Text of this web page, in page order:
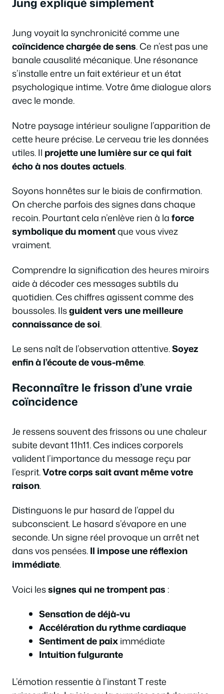
Jung voyait la synchronicité comme une
coïncidence chargée de sens. Ce n’est pas une
banale causalité mécanique. Une résonance
s’installe entre un fait extérieur et un état
psychologique intime. Votre âme dialogue alors
avec le monde.
Notre paysage intérieur souligne l’apparition de
cette heure précise. Le cerveau trie les données
utiles. Il projette une lumière sur ce qui fait
écho à nos doutes actuels.
Soyons honnêtes sur le biais de confirmation.
On cherche parfois des signes dans chaque
recoin. Pourtant cela n’enlève rien à laforce
symbolique du momentque vous vivez
vraiment.
Comprendre lasignification des heures miroirs
aide à décoder ces messages subtils du
quotidien. Ces chiffres agissent comme des
boussoles. Ilsguident vers une meilleure
connaissance de soi.
Le sens naît de l’observation attentive.Soyez
enfin à l’écoute de vous-même.
Reconnaître le frisson d’une vraie
coïncidence
Je ressens souvent des frissons ou une chaleur
subite devant 11h11. Ces indices corporels
valident l’importance du message reçu par
l’esprit.Votre corps sait avant même votre
raison.
Distinguons le pur hasard de l’appel du
subconscient. Le hasard s’évapore en une
seconde. Un signe réel provoque un arrêt net
dans vos pensées.Il impose une réflexion
immédiate.
Voici lessignes qui ne trompent pas :
Sensation de déjà-vu
Accélération du rythme cardiaque
Sentiment de paiximmédiate
Intuition fulgurante
L’émotion ressentie à l’instant T reste